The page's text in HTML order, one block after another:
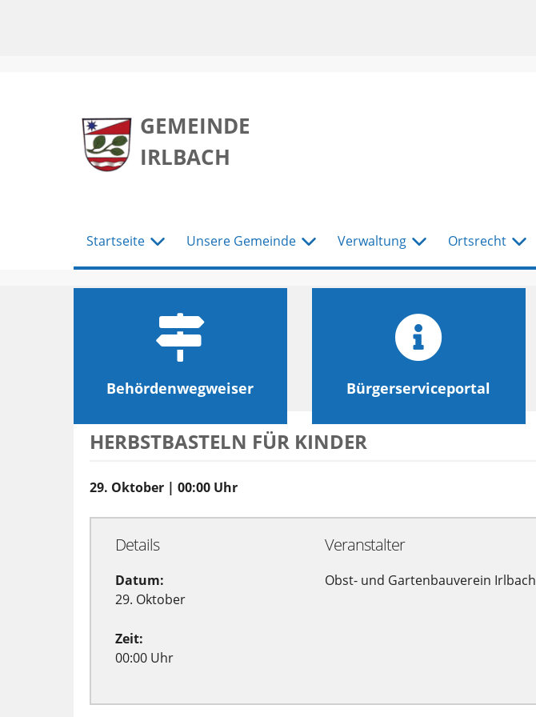
GEMEINDE
IRLBACH
Startseite Unsere Gemeinde Verwaltung Ortsrecht
Behördenwegweiser Bürgerserviceportal
HERBSTBASTELN FÜR KINDER
29. Oktober | 00:00 Uhr
Details
Datum:
29. Oktober
Zeit:
00:00 Uhr
Veranstalter
Obst- und Gartenbauverein Irlbach